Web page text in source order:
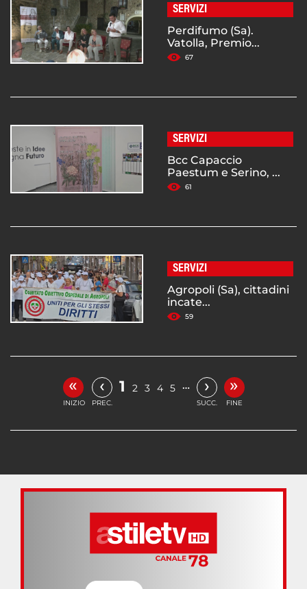
SERVIZI
Perdifumo (Sa).
Vatolla, Premio...
67
SERVIZI
Bcc Capaccio
Paestum e Serino, ...
61
SERVIZI
Agropoli (Sa), cittadini
incate...
59
«
INIZIO
‹
PREC.
1 2 3 4 5 … ›
SUCC.
»
FINE